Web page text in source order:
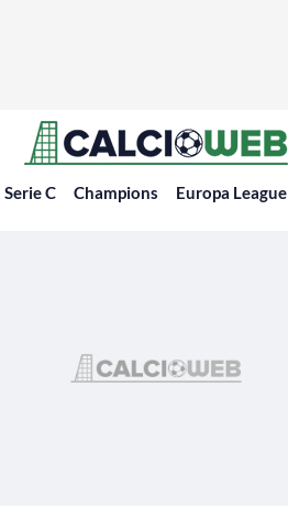
Serie C Champions Europa League